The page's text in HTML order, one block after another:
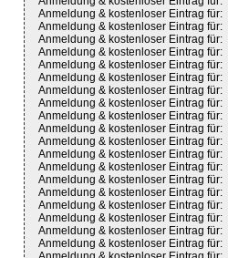
Anmeldung & kostenloser Eintrag für:
Anmeldung & kostenloser Eintrag für:
Anmeldung & kostenloser Eintrag für:
Anmeldung & kostenloser Eintrag für:
Anmeldung & kostenloser Eintrag für:
Anmeldung & kostenloser Eintrag für:
Anmeldung & kostenloser Eintrag für:
Anmeldung & kostenloser Eintrag für:
Anmeldung & kostenloser Eintrag für:
Anmeldung & kostenloser Eintrag für:
Anmeldung & kostenloser Eintrag für:
Anmeldung & kostenloser Eintrag für:
Anmeldung & kostenloser Eintrag für:
Anmeldung & kostenloser Eintrag für:
Anmeldung & kostenloser Eintrag für:
Anmeldung & kostenloser Eintrag für:
Anmeldung & kostenloser Eintrag für:
Anmeldung & kostenloser Eintrag für:
Anmeldung & kostenloser Eintrag für: